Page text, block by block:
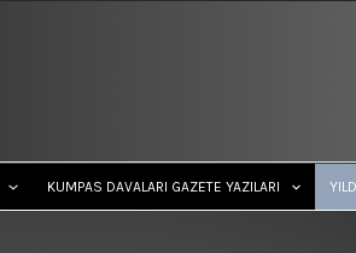
KUMPAS DAVALARI GAZETE YAZILARI